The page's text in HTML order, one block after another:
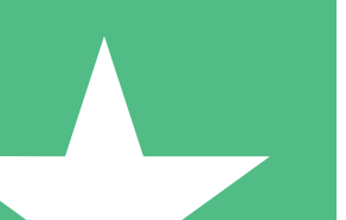
di Crediti Individuali
crediti di download. Nessun impegno